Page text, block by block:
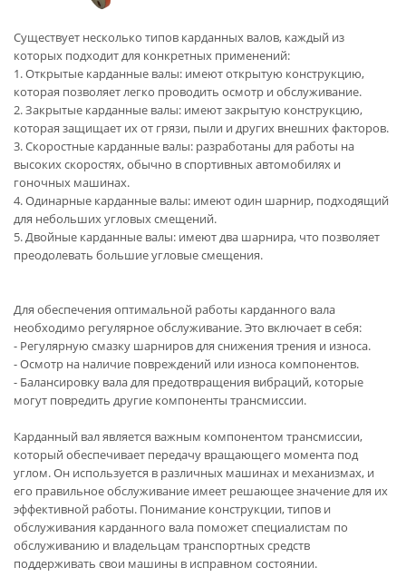
Существует несколько типов карданных валов, каждый из
которых подходит для конкретных применений:
1. Открытые карданные валы: имеют открытую конструкцию,
которая позволяет легко проводить осмотр и обслуживание.
2. Закрытые карданные валы: имеют закрытую конструкцию,
которая защищает их от грязи, пыли и других внешних факторов.
3. Скоростные карданные валы: разработаны для работы на
высоких скоростях, обычно в спортивных автомобилях и
гоночных машинах.
4. Одинарные карданные валы: имеют один шарнир, подходящий
для небольших угловых смещений.
5. Двойные карданные валы: имеют два шарнира, что позволяет
преодолевать большие угловые смещения.
Для обеспечения оптимальной работы карданного вала
необходимо регулярное обслуживание. Это включает в себя:
- Регулярную смазку шарниров для снижения трения и износа.
- Осмотр на наличие повреждений или износа компонентов.
- Балансировку вала для предотвращения вибраций, которые
могут повредить другие компоненты трансмиссии.
Карданный вал является важным компонентом трансмиссии,
который обеспечивает передачу вращающего момента под
углом. Он используется в различных машинах и механизмах, и
его правильное обслуживание имеет решающее значение для их
эффективной работы. Понимание конструкции, типов и
обслуживания карданного вала поможет специалистам по
обслуживанию и владельцам транспортных средств
поддерживать свои машины в исправном состоянии.